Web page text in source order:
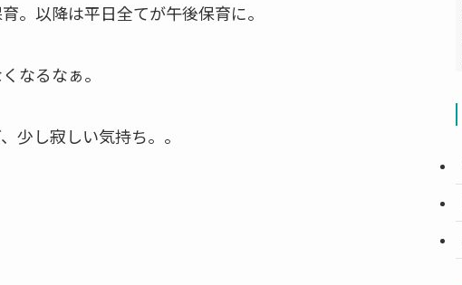
。以降は平日全てが午後保育に。
なるなぁ。
少し寂しい気持ち。。